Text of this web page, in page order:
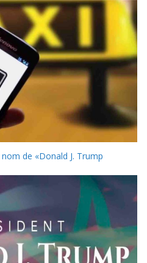
de «Donald J. Trump